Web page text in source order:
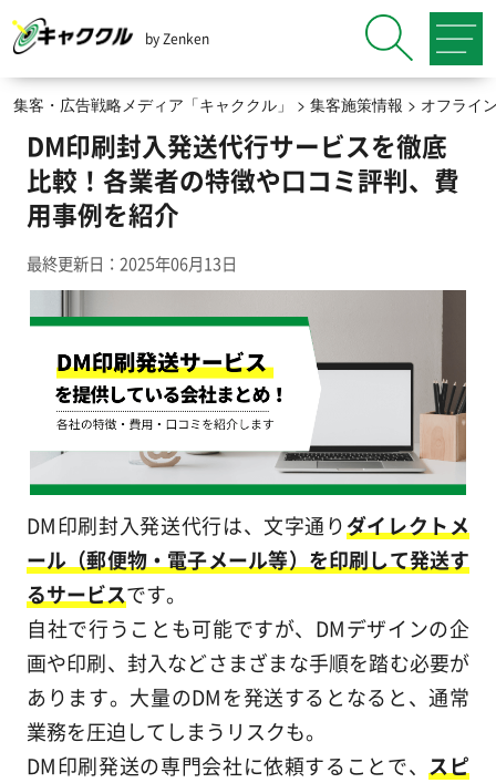
by Zenken
集客・広告戦略メディア「キャククル」 > 集客施策情報 > オフライ
DM印刷封入発送代行サービスを徹底
比較！各業者の特徴や口コミ評判、費
用事例を紹介
最終更新日：2025年06月13日
DM印刷封入発送代行は、文字通りダイレクトメ
ール（郵便物・電子メール等）を印刷して発送す
るサービスです。
自社で行うことも可能ですが、DMデザインの企
画や印刷、封入などさまざまな手順を踏む必要が
あります。大量のDMを発送するとなると、通常
業務を圧迫してしまうリスクも。
DM印刷発送の専門会社に依頼することで、 スピ